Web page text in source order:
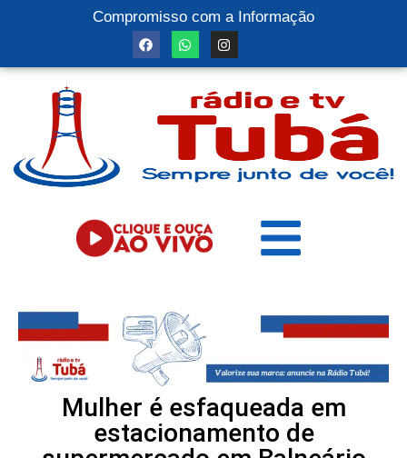
Compromisso com a Informação
Mulher é esfaqueada em
estacionamento de